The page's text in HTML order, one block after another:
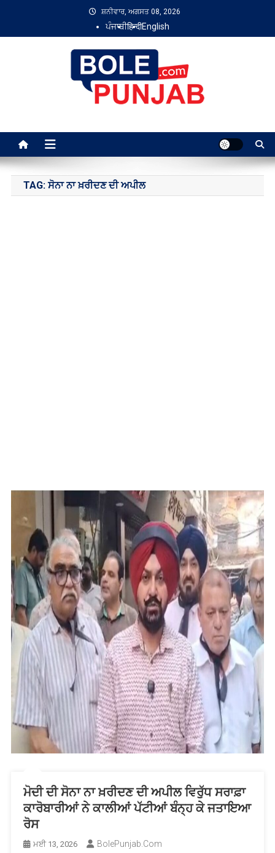
content
ਸ਼ਨੀਵਾਰ, ਅਗਸਤ 08, 2026
ਪੰਜਾਬੀहिन्दीEnglish
TAG:ਸੋਨਾ ਨਾ ਖ਼ਰੀਦਣ ਦੀ ਅਪੀਲ
ਮੋਦੀ ਦੀ ਸੋਨਾ ਨਾ ਖ਼ਰੀਦਣ ਦੀ ਅਪੀਲ ਵਿਰੁੱਧ ਸਰਾਫ਼ਾ
ਕਾਰੋਬਾਰੀਆਂ ਨੇ ਕਾਲੀਆਂ ਪੱਟੀਆਂ ਬੰਨ੍ਹ ਕੇ ਜਤਾਇਆ
ਰੋਸ
ਮਈ 13, 2026 BolePunjab.com